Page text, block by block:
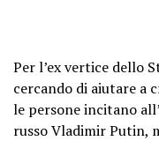
Per l’ex vertice dello
cercando di aiutare a
le persone incitano
russo Vladimir Putin,